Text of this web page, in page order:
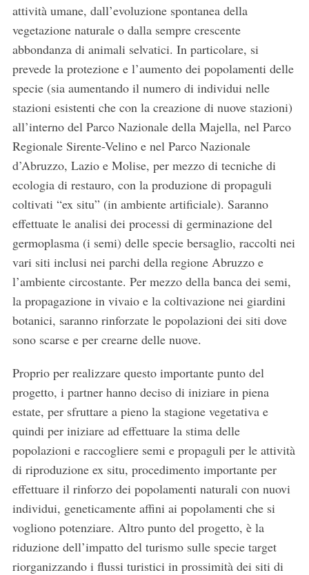
attività umane, dall’evoluzione spontanea della
vegetazione naturale o dalla sempre crescente
abbondanza di animali selvatici. In particolare, si
prevede la protezione e l’aumento dei popolamenti delle
specie (sia aumentando il numero di individui nelle
stazioni esistenti che con la creazione di nuove stazioni)
all’interno del Parco Nazionale della Majella, nel Parco
Regionale Sirente-Velino e nel Parco Nazionale
d’Abruzzo, Lazio e Molise, per mezzo di tecniche di
ecologia di restauro, con la produzione di propaguli
coltivati “ex situ” (in ambiente artificiale). Saranno
effettuate le analisi dei processi di germinazione del
germoplasma (i semi) delle specie bersaglio, raccolti nei
vari siti inclusi nei parchi della regione Abruzzo e
l’ambiente circostante. Per mezzo della banca dei semi,
la propagazione in vivaio e la coltivazione nei giardini
botanici, saranno rinforzate le popolazioni dei siti dove
sono scarse e per crearne delle nuove.
Proprio per realizzare questo importante punto del
progetto, i partner hanno deciso di iniziare in piena
estate, per sfruttare a pieno la stagione vegetativa e
quindi per iniziare ad effettuare la stima delle
popolazioni e raccogliere semi e propaguli per le attività
di riproduzione ex situ, procedimento importante per
effettuare il rinforzo dei popolamenti naturali con nuovi
individui, geneticamente affini ai popolamenti che si
vogliono potenziare. Altro punto del progetto, è la
riduzione dell’impatto del turismo sulle specie target
riorganizzando i flussi turistici in prossimità dei siti di
S
r
c
h
f